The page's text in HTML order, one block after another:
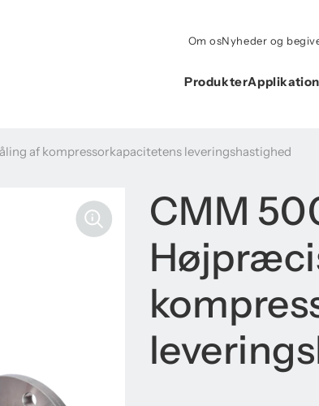
Om osNyheder og
Produkter
af kompressorkapacitetens leveringshastighed
CMM